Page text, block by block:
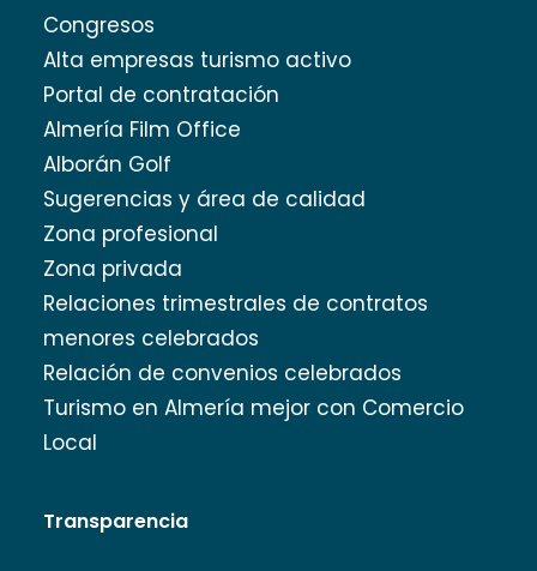
Congresos
Alta empresas turismo activo
Portal de contratación
Almería Film Office
Alborán Golf
Sugerencias y área de calidad
Zona profesional
Zona privada
Relaciones trimestrales de contratos
menores celebrados
Relación de convenios celebrados
Turismo en Almería mejor con Comercio
Local
Transparencia